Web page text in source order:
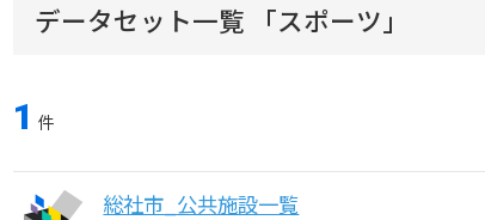
データセット一覧 「スポーツ」
1 件
総社市_公共施設一覧